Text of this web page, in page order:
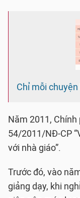
Chỉ mỗi
Năm 2011,
54/2011/NĐ-CP
với nhà giáo”.
Trước đó, vào
giảng dạy, khi